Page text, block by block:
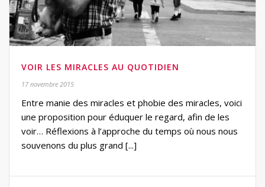
VOIR LES MIRACLES AU QUOTIDIEN
17 novembre 2015
Entre manie des miracles et phobie des miracles, voici
une proposition pour éduquer le regard, afin de les
voir… Réflexions à l’approche du temps où nous nous
souvenons du plus grand [...]